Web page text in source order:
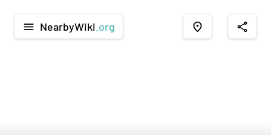
menu NearbyWiki .org place share